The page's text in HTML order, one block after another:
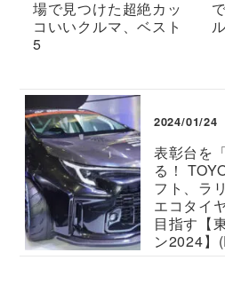
場で見つけた超絶カッ
コいいクルマ、ベスト
5
2024/01/24
表彰台を
る！
フト、ラ
エコタイ
目指す【
ン2024】